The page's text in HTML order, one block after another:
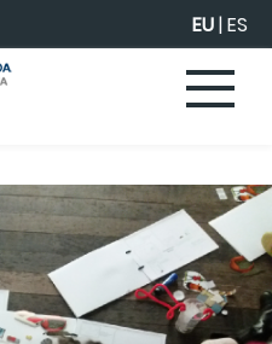
EU|ES